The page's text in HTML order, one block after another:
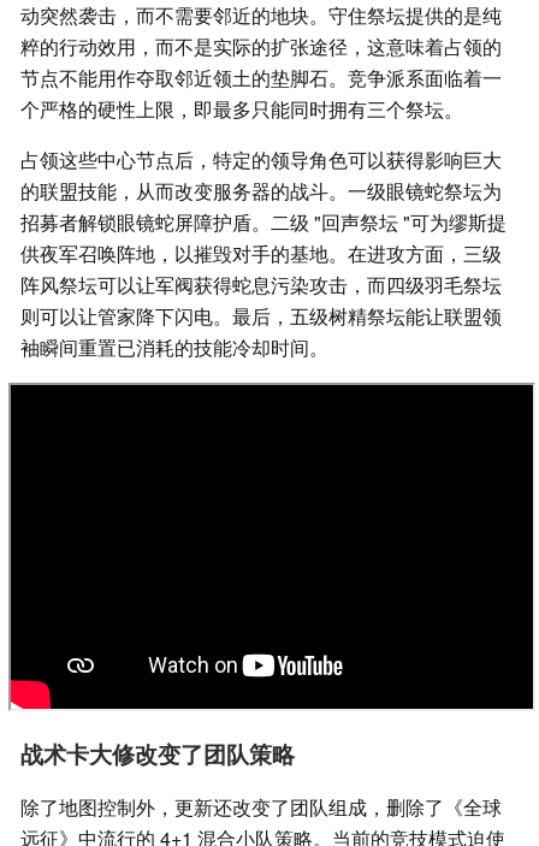
动突然袭击，而不需要邻近的地块。守住祭坛提供的是纯
粹的行动效用，而不是实际的扩张途径，这意味着占领的
节点不能用作夺取邻近领土的垫脚石。竞争派系面临着一
个严格的硬性上限，即最多只能同时拥有三个祭坛。
占领这些中心节点后，特定的领导角色可以获得影响巨大
的联盟技能，从而改变服务器的战斗。一级眼镜蛇祭坛为
招募者解锁眼镜蛇屏障护盾。二级 "回声祭坛 "可为缪斯提
供夜军召唤阵地，以摧毁对手的基地。在进攻方面，三级
阵风祭坛可以让军阀获得蛇息污染攻击，而四级羽毛祭坛
则可以让管家降下闪电。最后，五级树精祭坛能让联盟领
袖瞬间重置已消耗的技能冷却时间。
战术卡大修改变了团队策略
除了地图控制外，更新还改变了团队组成，删除了《全球
远征》中流行的 4+1 混合小队策略。当前的竞技模式迫使